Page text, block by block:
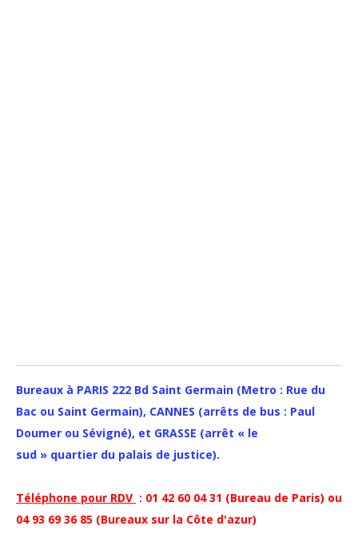
Bureaux à PARIS 222 Bd Saint Germain (Metro : Rue du
Bac ou Saint Germain), CANNES (arrêts de bus : Paul
Doumer ou Sévigné), et GRASSE (arrêt « le
sud » quartier du palais de justice).
Téléphone pour RDV : 01 42 60 04 31 (Bureau de Paris) ou
04 93 69 36 85 (Bureaux sur la Côte d'azur)